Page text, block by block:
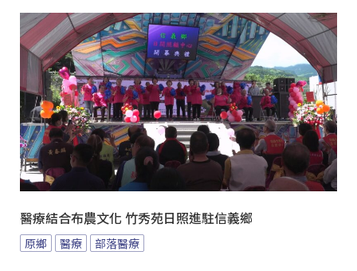
醫療結合布農文化 竹秀苑日照進駐信義鄉
原鄉 醫療 部落醫療